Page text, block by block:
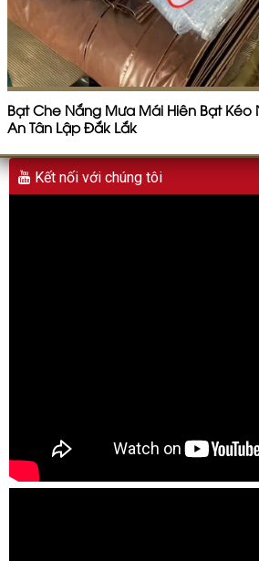
Bạt Che Nắng Mưa Mái Hiên Bạt Kéo
An Tân Lập Đắk Lắk
Kết nối với chúng tôi